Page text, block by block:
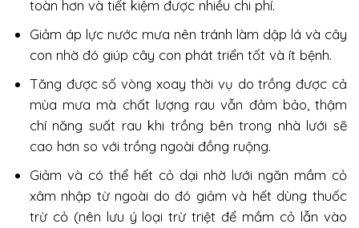
toàn hơn và tiết kiệm được nhiều chi phí.
Giảm áp lực nước mưa nên tránh làm dập lá và cây
con nhờ đó giúp cây con phát triển tốt và ít bệnh.
Tăng được số vòng xoay thời vụ do trồng được cả
mùa mưa mà chất lượng rau vẫn đảm bảo, thậm
chí năng suất rau khi trồng bên trong nhà lưới sẽ
cao hơn so với trồng ngoài đồng ruộng.
Giảm và có thể hết cỏ dại nhờ lưới ngăn mầm cỏ
xâm nhập từ ngoài do đó giảm và hết dùng thuốc
trừ cỏ (nên lưu ý loại trừ triệt để mầm cỏ lẫn vào